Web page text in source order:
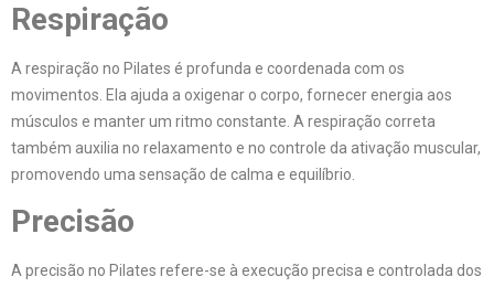
Respiração
A respiração no Pilates é profunda e coordenada com os
movimentos. Ela ajuda a oxigenar o corpo, fornecer energia aos
músculos e manter um ritmo constante. A respiração correta
também auxilia no relaxamento e no controle da ativação muscular,
promovendo uma sensação de calma e equilíbrio.
Precisão
A precisão no Pilates refere-se à execução precisa e controlada dos